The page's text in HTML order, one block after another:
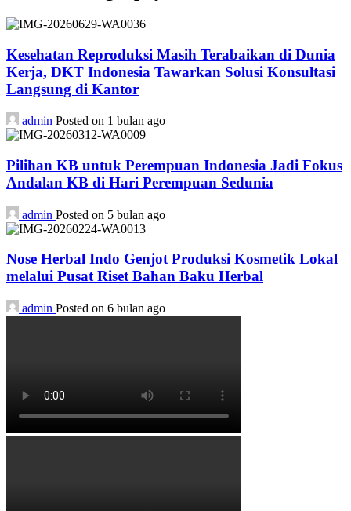
Kesehatan Reproduksi Masih Terabaikan di Dunia
Kerja, DKT Indonesia Tawarkan Solusi Konsultasi
Langsung di Kantor
admin Posted on 1 bulan ago
Pilihan KB untuk Perempuan Indonesia Jadi Fokus
Andalan KB di Hari Perempuan Sedunia
admin Posted on 5 bulan ago
Nose Herbal Indo Genjot Produksi Kosmetik Lokal
melalui Pusat Riset Bahan Baku Herbal
admin Posted on 6 bulan ago